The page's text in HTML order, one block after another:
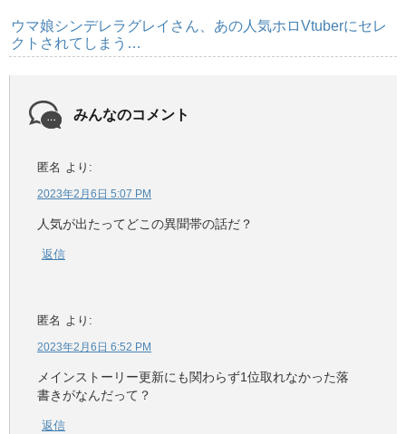
ウマ娘シンデレラグレイさん、あの人気ホロVtuberにセレ
クトされてしまう…
みんなのコメント
匿名 より:
2023年2月6日 5:07 PM
人気が出たってどこの異聞帯の話だ？
返信
匿名 より:
2023年2月6日 6:52 PM
メインストーリー更新にも関わらず1位取れなかった落
書きがなんだって？
返信